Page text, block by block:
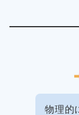
物理的